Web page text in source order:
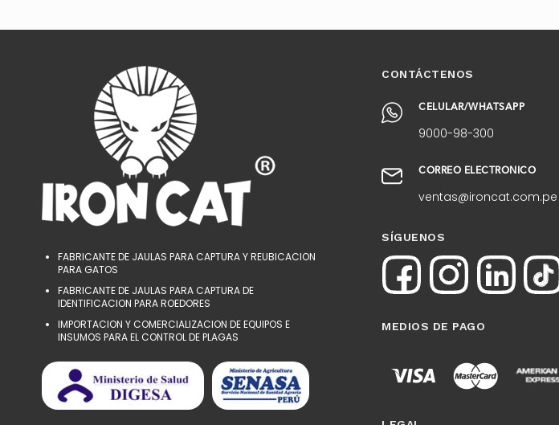
FABRICANTE DE JAULAS PARA CAPTURA Y REUBICACION
PARA GATOS
FABRICANTE DE JAULAS PARA CAPTURA DE
IDENTIFICACION PARA ROEDORES
IMPORTACION Y COMERCIALIZACION DE EQUIPOS E
INSUMOS PARA EL CONTROL DE PLAGAS
CONTÁCTENOS
CELULAR/WHATSAPP
9000-98-300
CORREO ELECTRÓNICO
ventas@ironcat.com.pe
SÍGUENOS
MEDIOS DE PAGO